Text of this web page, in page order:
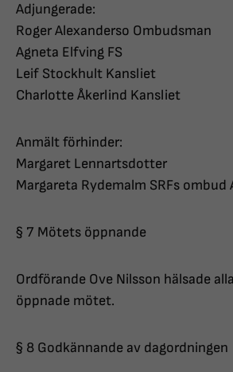
Adjungerade:
Roger Alexanderso Ombudsman
Agneta Elfving FS
Leif Stockhult Kansliet
Charlotte Åkerlind Kansliet
Anmält förhinder:
Margaret Lennartsdotter
Margareta Rydemalm SRFs ombud
§ 7 Mötets öppnande
Ordförande Ove Nilsson hälsade
öppnade mötet.
§ 8 Godkännande av dagordningen